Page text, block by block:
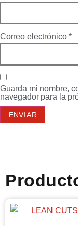
Correo electrónico *
Guarda mi nombre,
navegador para la